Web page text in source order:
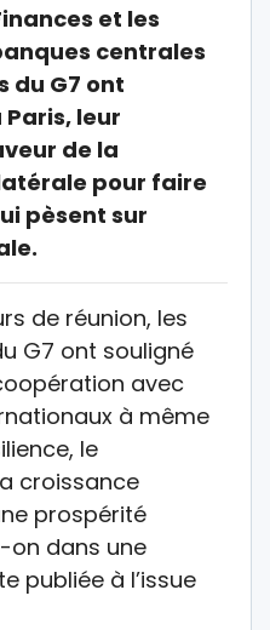
et les
centrales
du G7 ont
leur
de la
pour faire
pèsent sur
de réunion, les
G7 ont souligné
avec
à même
le
croissance
prospérité
dans une
publiée à l’issue